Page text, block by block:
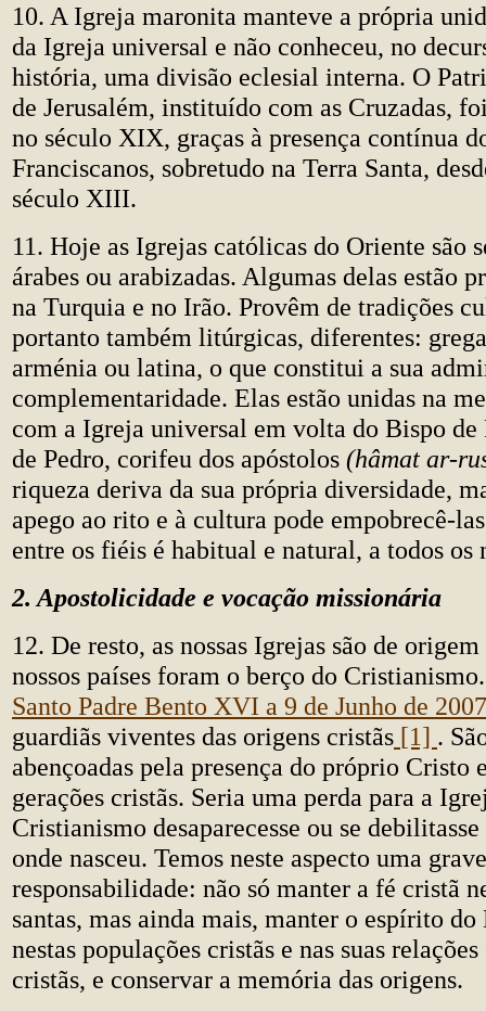
10. A Igreja maronita manteve a própria
da Igreja universal e não conheceu, no
história, uma divisão eclesial interna. O
de Jerusalém, instituído com as Cruzadas,
no século XIX, graças à presença contínua
Franciscanos, sobretudo na Terra Santa,
século XIII.
11. Hoje as Igrejas católicas do Oriente são
árabes ou arabizadas. Algumas delas estão
na Turquia e no Irão. Provêm de tradições
portanto também litúrgicas, diferentes:
arménia ou latina, o que constitui a sua
complementaridade. Elas estão unidas na
com a Igreja universal em volta do Bispo de
de Pedro, corifeu dos apóstolos (hâmat ar-
riqueza deriva da sua própria diversidade,
apego ao rito e à cultura pode empobrecê-
entre os fiéis é habitual e natural, a todos os
2. Apostolicidade e vocação missionária
12. De resto, as nossas Igrejas são de
nossos países foram o berço do
Santo Padre Bento XVI a 9 de Junho de 2007
guardiãs viventes das origens cristãs [1] .
abençoadas pela presença do próprio Cristo
gerações cristãs. Seria uma perda para a
Cristianismo desaparecesse ou se
onde nasceu. Temos neste aspecto uma grave
responsabilidade: não só manter a fé cristã
santas, mas ainda mais, manter o espírito
nestas populações cristãs e nas suas
cristãs, e conservar a memória das origens.